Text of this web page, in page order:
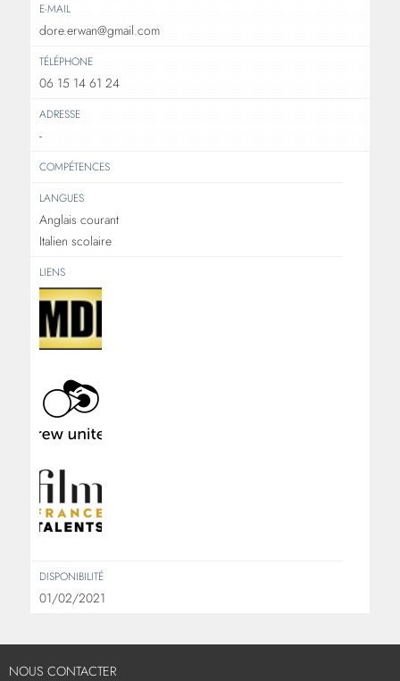
E-MAIL
dore.erwan@gmail.com
TÉLÉPHONE
06 15 14 61 24
ADRESSE
-
COMPÉTENCES
LANGUES
Anglais courant
Italien scolaire
LIENS
DISPONIBILITÉ
01/02/2021
NOUS CONTACTER